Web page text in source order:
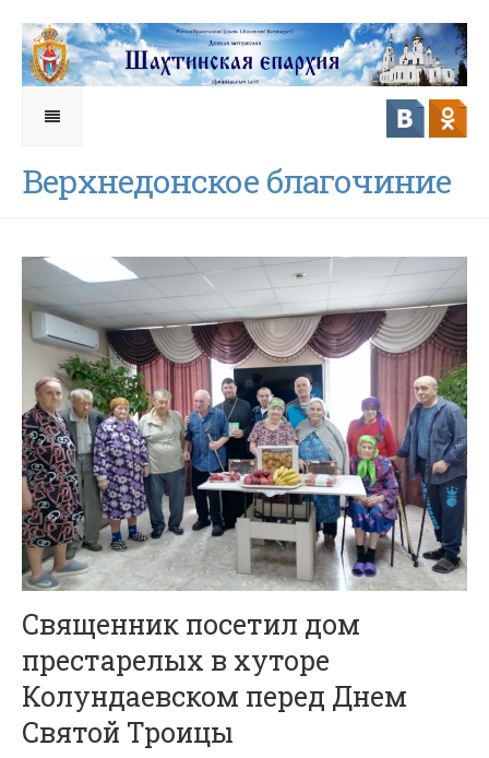
Верхнедонское благочиние
Священник посетил дом
престарелых в хуторе
Колундаевском перед Днем
Святой Троицы